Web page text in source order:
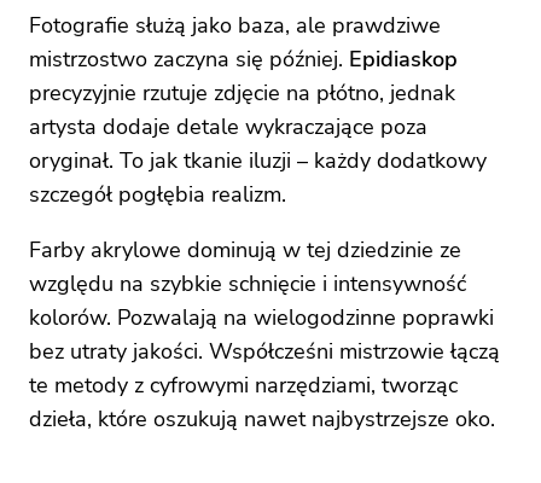
Fotografie służą jako baza, ale prawdziwe
mistrzostwo zaczyna się później. Epidiaskop
precyzyjnie rzutuje zdjęcie na płótno, jednak
artysta dodaje detale wykraczające poza
oryginał. To jak tkanie iluzji – każdy dodatkowy
szczegół pogłębia realizm.
Farby akrylowe dominują w tej dziedzinie ze
względu na szybkie schnięcie i intensywność
kolorów. Pozwalają na wielogodzinne poprawki
bez utraty jakości. Współcześni mistrzowie łączą
te metody z cyfrowymi narzędziami, tworząc
dzieła, które oszukują nawet najbystrzejsze oko.